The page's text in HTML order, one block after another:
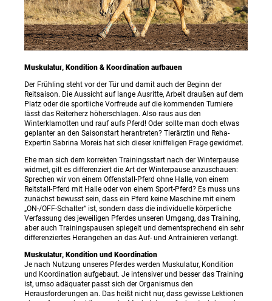
Muskulatur, Kondition & Koordination aufbauen
Der Frühling steht vor der Tür und damit auch der Beginn der
Reitsaison. Die Aussicht auf lange Ausritte, Arbeit draußen auf dem
Platz oder die sportliche Vorfreude auf die kommenden Turniere
lässt das Reiterherz höherschlagen. Also raus aus den
Winterklamotten und rauf aufs Pferd! Oder sollte man doch etwas
geplanter an den Saisonstart herantreten? Tierärztin und Reha-
Expertin Sabrina Moreis hat sich dieser kniffeligen Frage gewidmet.
Ehe man sich dem korrekten Trainingsstart nach der Winterpause
widmet, gilt es differenziert die Art der Winterpause anzuschauen:
Sprechen wir von einem Offenstall-Pferd ohne Halle, von einem
Reitstall-Pferd mit Halle oder von einem Sport-Pferd? Es muss uns
zunächst bewusst sein, dass ein Pferd keine Maschine mit einem
„ON-/OFF-Schalter“ ist, sondern dass die individuelle körperliche
Verfassung des jeweiligen Pferdes unseren Umgang, das Training,
aber auch Trainingspausen spiegelt und dementsprechend ein sehr
differenziertes Herangehen an das Auf- und Antrainieren verlangt.
Muskulatur, Kondition und Koordination
Je nach Nutzung unseres Pferdes werden Muskulatur, Kondition
und Koordination aufgebaut. Je intensiver und besser das Training
ist, umso adäquater passt sich der Organismus den
Herausforderungen an. Das heißt nicht nur, dass gewisse Lektionen